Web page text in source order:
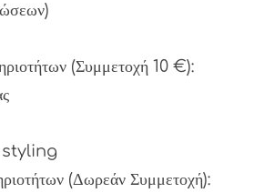
(Συμμετοχή 10 €):
styling
(Δωρεάν Συμμετοχή):